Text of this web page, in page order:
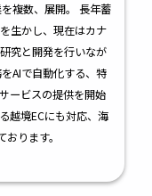
複数、展開。 長年蓄
生かし、現在はカナ
究と開発を行いなが
AIで自動化する、特
ービスの提供を開始
越境ECにも対応、海
ります。